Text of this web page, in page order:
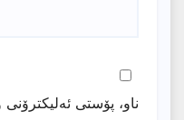
ناو، پۆستی